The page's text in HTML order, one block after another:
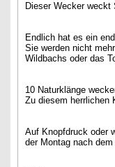
Dieser Wecker
Endlich hat es ein
Sie werden nicht
Wildbachs oder das
10 Naturklänge
Zu diesem herrlichen
Auf Knopfdruck oder
der Montag nach